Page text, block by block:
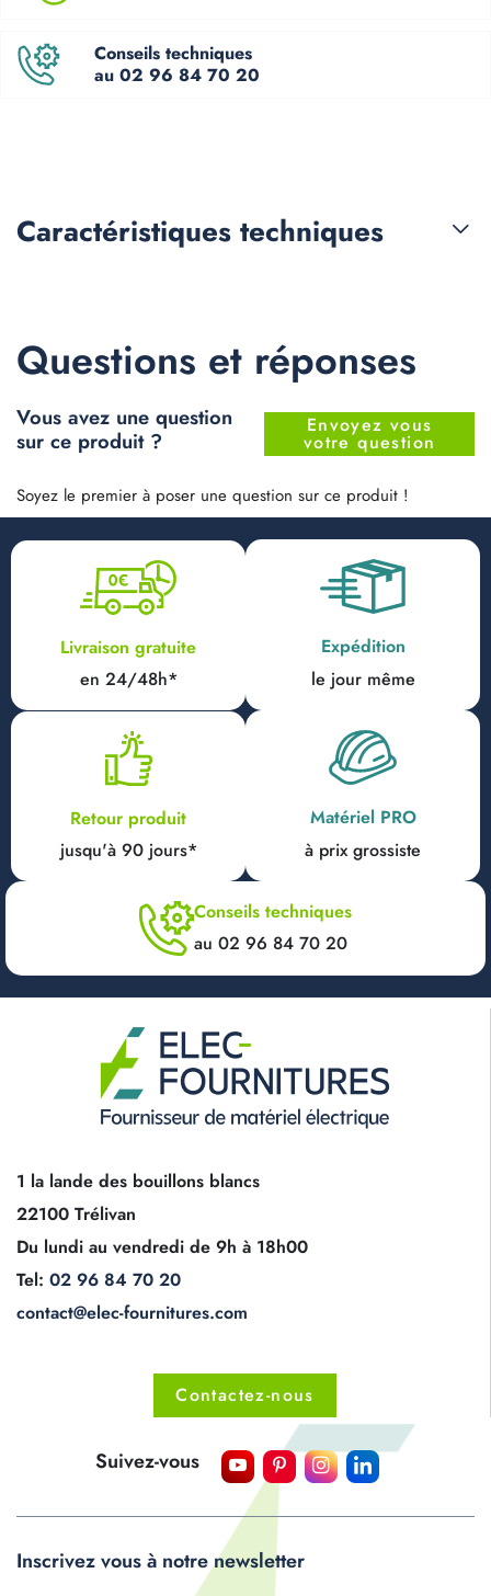
Conseils techniques
au 02 96 84 70 20
Caractéristiques techniques
Questions et réponses
Vous avez une question
sur ce produit ?
Envoyez vous
votre question
Soyez le premier à poser une question sur ce produit !
Livraison gratuite
en 24/48h*
Expédition
le jour même
Retour produit
jusqu'à 90 jours*
Matériel PRO
à prix grossiste
Conseils techniques
au 02 96 84 70 20
1 la lande des bouillons blancs
22100 Trélivan
Du lundi au vendredi de 9h à 18h00
Tel: 02 96 84 70 20
contact@elec-fournitures.com
Contactez-nous
Suivez-vous
Inscrivez vous à notre newsletter